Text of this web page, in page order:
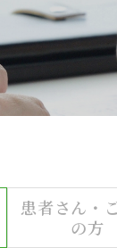
患者さん・
の方